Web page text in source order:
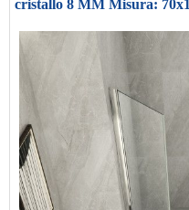
cristallo 8 MM Misura: